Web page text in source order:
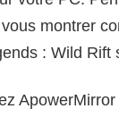
montrer
: Wild Rift